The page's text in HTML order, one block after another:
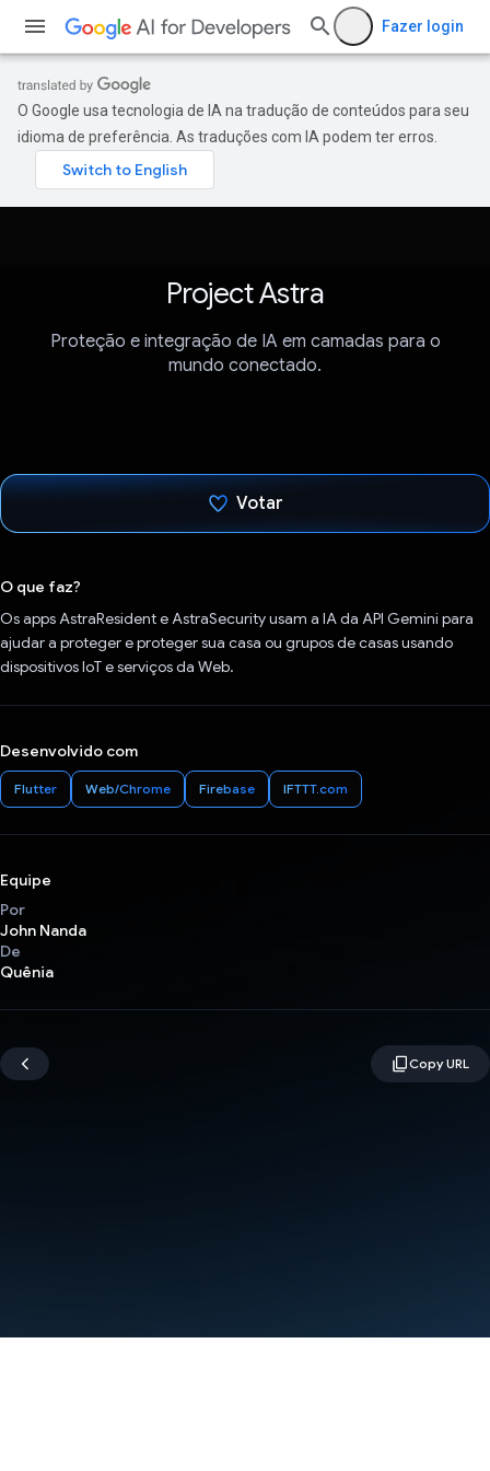
Fazer login
O Google usa tecnologia de IA na tradução de conteúdos para seu
idioma de preferência. As traduções com IA podem ter erros.
Project Astra
Proteção e integração de IA em camadas para o
mundo conectado.
Votar
O que faz?
Os apps AstraResident e AstraSecurity usam a IA da API Gemini para
ajudar a proteger e proteger sua casa ou grupos de casas usando
dispositivos IoT e serviços da Web.
Desenvolvido com
Flutter Web/Chrome Firebase IFTTT.com
Equipe
Por
John Nanda
De
Quênia